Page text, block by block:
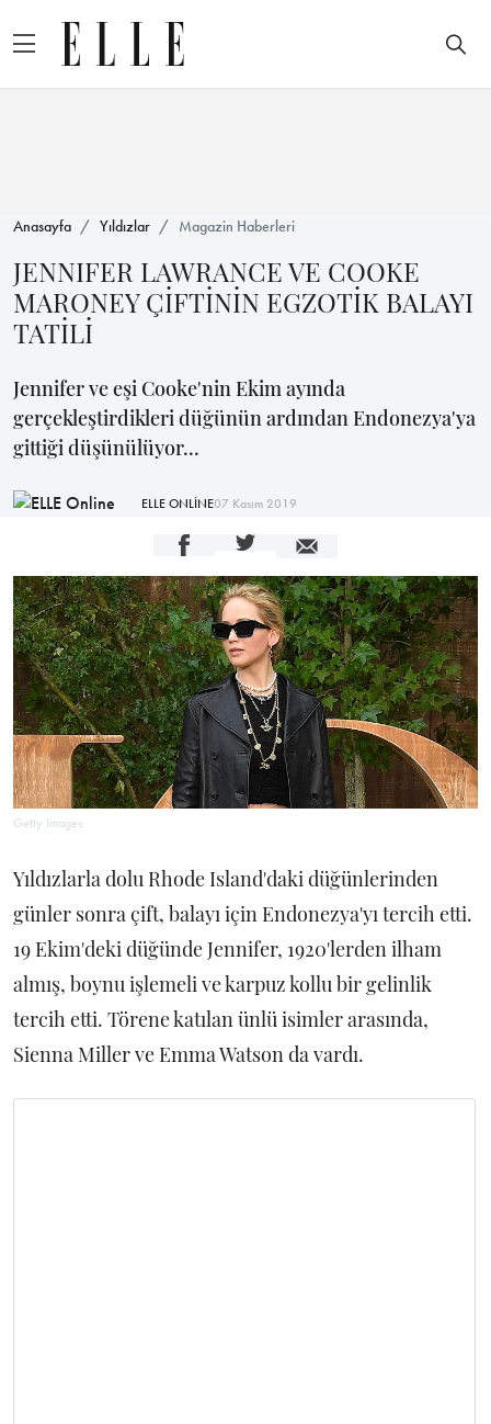
Anasayfa Yıldızlar Magazin Haberleri
JENNIFER LAWRANCE VE COOKE
MARONEY ÇİFTİNİN EGZOTİK BALAYI
TATİLİ
Jennifer ve eşi Cooke'nin Ekim ayında
gerçekleştirdikleri düğünün ardından Endonezya'ya
gittiği düşünülüyor...
ELLE ONLİNE07 Kasım 2019
Getty Images
Yıldızlarla dolu Rhode Island'daki düğünlerinden
günler sonra çift, balayı için Endonezya'yı tercih etti.
19 Ekim'deki düğünde Jennifer, 1920'lerden ilham
almış, boynu işlemeli ve karpuz kollu bir gelinlik
tercih etti. Törene katılan ünlü isimler arasında,
Sienna Miller ve Emma Watson da vardı.